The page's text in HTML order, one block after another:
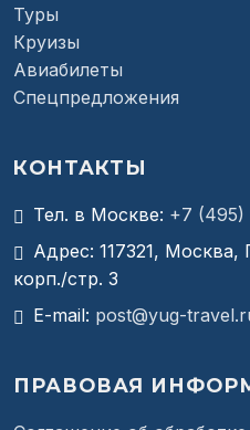
Туры
Круизы
Авиабилеты
Спецпредложения
КОНТАКТЫ
Тел. в Москве: +7 (495)
Адрес: 117321,
корп./стр. 3
E-mail: post@yug-
ПРАВОВАЯ